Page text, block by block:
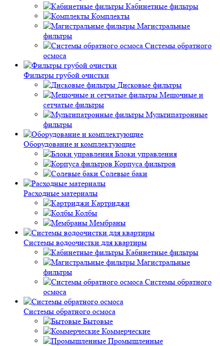
Кабинетные фильтры
Комплекты
Магистральные
фильтры
Системы обратного
осмоса
Фильтры грубой очистки
Дисковые фильтры
Мешочные и
сетчатые фильтры
Мультипатронные
фильтры
Оборудование и комплектующие
Блоки управления
Корпуса фильтров
Солевые баки
Расходные материалы
Картриджи
Колбы
Мембраны
Системы водоочистки для квартиры
Кабинетные фильтры
Магистральные
фильтры
Системы обратного
осмоса
Системы обратного осмоса
Бытовые
Коммерческие
Промышленные